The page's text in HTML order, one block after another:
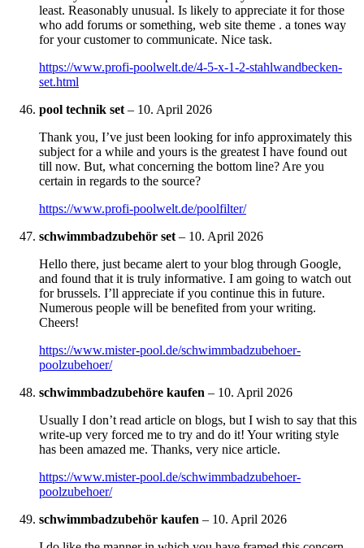
least. Reasonably unusual. Is likely to appreciate it for those
who add forums or something, web site theme . a tones way
for your customer to communicate. Nice task.
https://www.profi-poolwelt.de/4-5-x-1-2-stahlwandbecken-
set.html
pool technik set – 10. April 2026
Thank you, I’ve just been looking for info approximately this
subject for a while and yours is the greatest I have found out
till now. But, what concerning the bottom line? Are you
certain in regards to the source?
https://www.profi-poolwelt.de/poolfilter/
schwimmbadzubehör set – 10. April 2026
Hello there, just became alert to your blog through Google,
and found that it is truly informative. I am going to watch out
for brussels. I’ll appreciate if you continue this in future.
Numerous people will be benefited from your writing.
Cheers!
https://www.mister-pool.de/schwimmbadzubehoer-
poolzubehoer/
schwimmbadzubehöre kaufen – 10. April 2026
Usually I don’t read article on blogs, but I wish to say that this
write-up very forced me to try and do it! Your writing style
has been amazed me. Thanks, very nice article.
https://www.mister-pool.de/schwimmbadzubehoer-
poolzubehoer/
schwimmbadzubehör kaufen – 10. April 2026